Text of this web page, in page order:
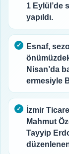
1 Eylül’de
yapıldı.
Esnaf,
Nisan’da
ermesiyle
İzmir
Mahmut
Tayyip